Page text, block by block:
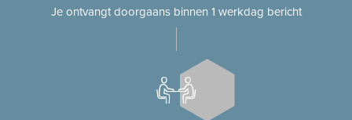
Je ontvangt doorgaans binnen 1 werkdag bericht